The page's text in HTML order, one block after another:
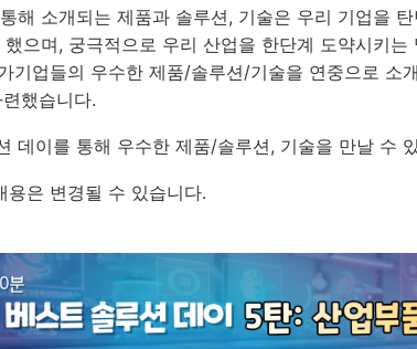
해 소개되는 제품과 솔루션, 기술은 우리 기업을
으며, 궁극적으로 우리 산업을 한단계 도약시키는
기업들의 우수한 제품/솔루션/기술을 연중으로 소
했습니다.
데이를 통해 우수한 제품/솔루션, 기술을 만날 수
용은 변경될 수 있습니다.